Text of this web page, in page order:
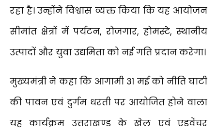
रहा है। उन्होंने विश्वास व्यक्त किया कि यह आयोजन
सीमांत क्षेत्रों में पर्यटन, रोजगार, होमस्टे, स्थानीय
उत्पादों और युवा उद्यमिता को नई गति प्रदान करेगा।
मुख्यमंत्री ने कहा कि आगामी 31 मई को नीति घाटी
की पावन एवं दुर्गम धरती पर आयोजित होने वाला
यह कार्यक्रम उत्तराखण्ड के खेल एवं एडवेंचर